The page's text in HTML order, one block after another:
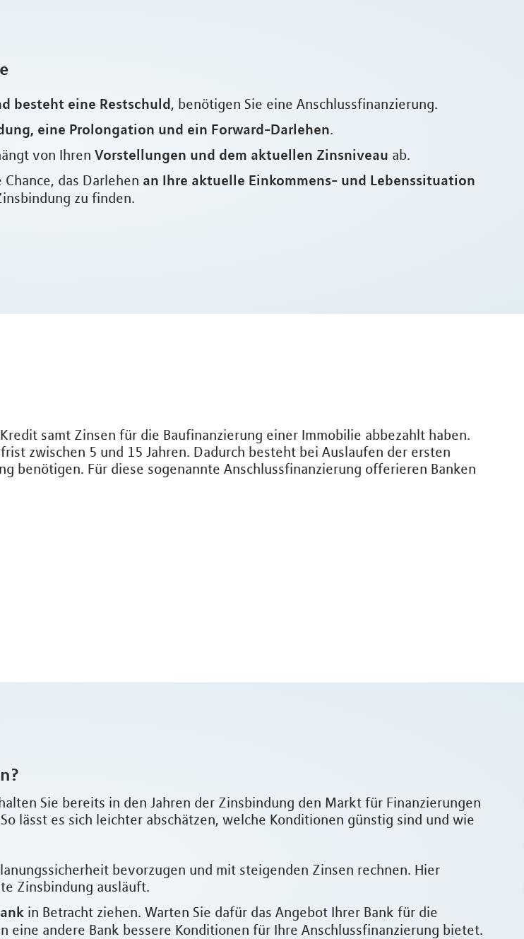
besteht eine Restschuld, benötigen Sie eine Anschlussfinanzierung.
eine Prolongation und ein Forward-Darlehen.
von Ihren Vorstellungen und dem aktuellen Zinsniveau ab.
das Darlehen an Ihre aktuelle Einkommens- und Lebenssituation
zu finden.
samt Zinsen für die Baufinanzierung einer Immobilie abbezahlt haben.
zwischen 5 und 15 Jahren. Dadurch besteht bei Auslaufen der ersten
benötigen. Für diese sogenannte Anschlussfinanzierung offerieren Banken
Sie bereits in den Jahren der Zinsbindung den Markt für Finanzierungen
lässt es sich leichter abschätzen, welche Konditionen günstig sind und wie
bevorzugen und mit steigenden Zinsen rechnen. Hier
Zinsbindung ausläuft.
in Betracht ziehen. Warten Sie dafür das Angebot Ihrer Bank für die
eine andere Bank bessere Konditionen für Ihre Anschlussfinanzierung bietet.